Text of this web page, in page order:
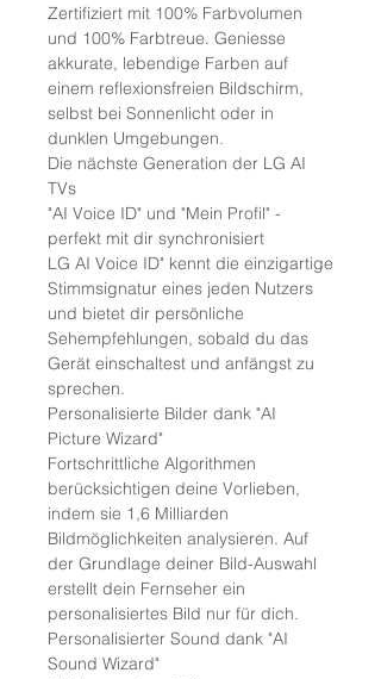
Zertifiziert mit 100% Farbvolumen
und 100% Farbtreue. Geniesse
akkurate, lebendige Farben auf
einem reflexionsfreien Bildschirm,
selbst bei Sonnenlicht oder in
dunklen Umgebungen.
Die nächste Generation der LG AI
TVs
"AI Voice ID" und "Mein Profil" -
perfekt mit dir synchronisiert
LG AI Voice ID" kennt die einzigartige
Stimmsignatur eines jeden Nutzers
und bietet dir persönliche
Sehempfehlungen, sobald du das
Gerät einschaltest und anfängst zu
sprechen.
Personalisierte Bilder dank "AI
Picture Wizard"
Fortschrittliche Algorithmen
berücksichtigen deine Vorlieben,
indem sie 1,6 Milliarden
Bildmöglichkeiten analysieren. Auf
der Grundlage deiner Bild-Auswahl
erstellt dein Fernseher ein
personalisiertes Bild nur für dich.
Personalisierter Sound dank "AI
Sound Wizard"